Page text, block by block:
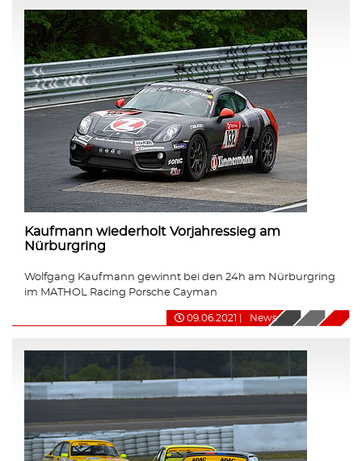
Kaufmann wiederholt Vorjahressieg am
Nürburgring
Wolfgang Kaufmann gewinnt bei den 24h am Nürburgring
im MATHOL Racing Porsche Cayman
09.06.2021 News